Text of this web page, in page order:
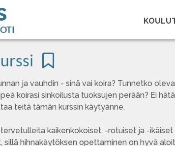
ja vauhdin - sinä vai koira? Tunnetko
koirasi sinkoilusta tuoksujen perään? Ei
teitä tämän kurssin käytyänne.
kaikenkokoiset, -rotuiset ja -ikäiset
hihnakäytöksen opettaminen on hyvä